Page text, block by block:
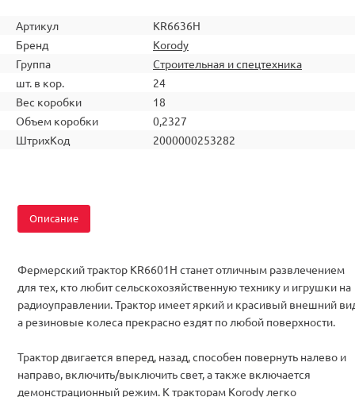
Артикул
KR6636H
Бренд
Korody
Группа
Строительная и спецтехника
шт. в кор.
24
Вес коробки
18
Объем коробки
0,2327
ШтрихКод
2000000253282
Описание
Фермерский трактор KR6601H станет отличным развлечением
для тех, кто любит сельскохозяйственную технику и игрушки на
радиоуправлении. Трактор имеет яркий и красивый внешний
а резиновые колеса прекрасно ездят по любой поверхности.
Трактор двигается вперед, назад, способен повернуть налево и
направо, включить/выключить свет, а также включается
демонстрационный режим. К тракторам Korody легко